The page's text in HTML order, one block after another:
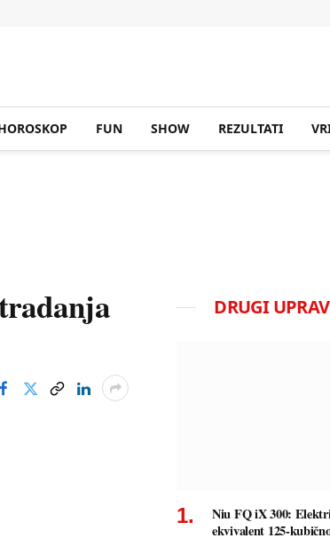
FUN SHOW REZULTATI
DRUGI
Niu FQ iX 300:
ekvivalent 125-